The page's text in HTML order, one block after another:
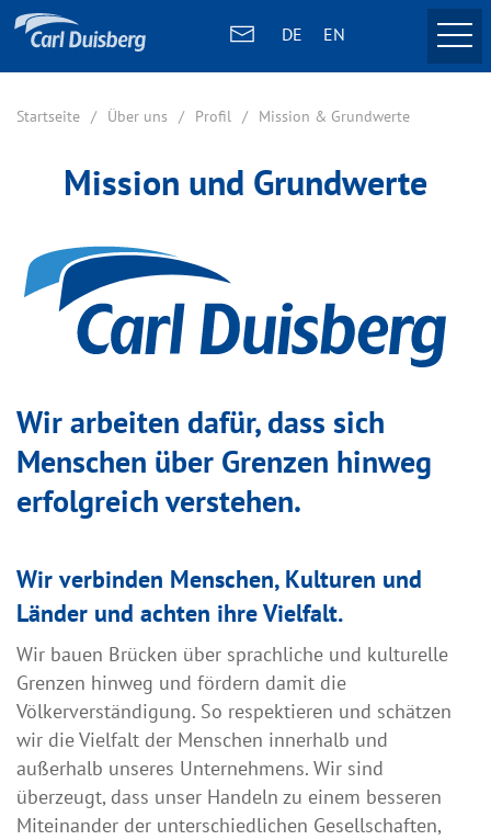
DE EN
Startseite Über uns Profil Mission & Grundwerte
Mission und Grundwerte
Wir arbeiten dafür, dass sich
Menschen über Grenzen hinweg
erfolgreich verstehen.
Wir verbinden Menschen, Kulturen und
Länder und achten ihre Vielfalt.
Wir bauen Brücken über sprachliche und kulturelle
Grenzen hinweg und fördern damit die
Völkerverständigung. So respektieren und schätzen
wir die Vielfalt der Menschen innerhalb und
außerhalb unseres Unternehmens. Wir sind
überzeugt, dass unser Handeln zu einem besseren
Miteinander der unterschiedlichen Gesellschaften,